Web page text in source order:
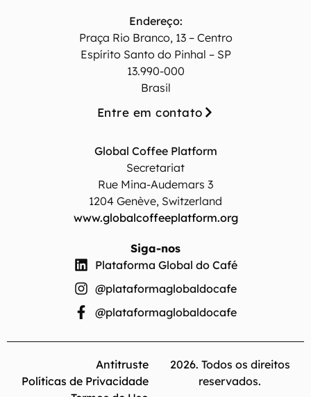
Endereço:
Praça Rio Branco, 13 – Centro
Espírito Santo do Pinhal – SP
13.990-000
Brasil
Entre em contato
Global Coffee Platform
Secretariat
Rue Mina-Audemars 3
1204 Genève, Switzerland
www.globalcoffeeplatform.org
Siga-nos
Plataforma Global do Café
@plataformaglobaldocafe
@plataformaglobaldocafe
2026. Todos os direitos
reservados.
Antitruste
Políticas de Privacidade